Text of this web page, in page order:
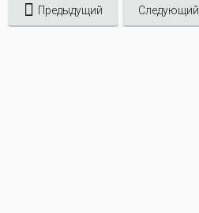
Предыдущий Следующий